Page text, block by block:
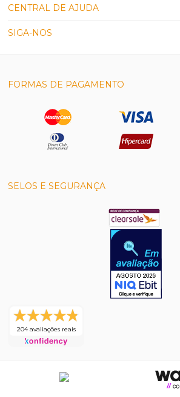
CENTRAL DE AJUDA
SIGA-NOS
FORMAS DE PAGAMENTO
SELOS E SEGURANÇA
204 avaliações reais